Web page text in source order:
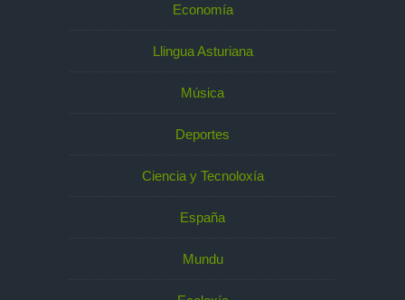
Economía
Llingua Asturiana
Música
Deportes
Ciencia y Tecnoloxía
España
Mundu